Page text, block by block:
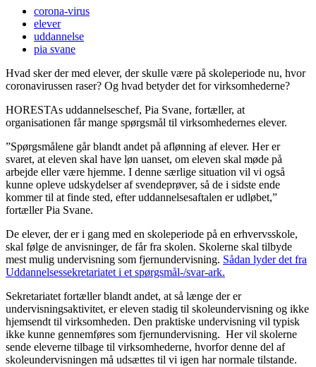
corona-virus
elever
uddannelse
pia svane
Hvad sker der med elever, der skulle være på skoleperiode nu, hvor
coronavirussen raser? Og hvad betyder det for virksomhederne?
HORESTAs uddannelseschef, Pia Svane, fortæller, at
organisationen får mange spørgsmål til virksomhedernes elever.
”Spørgsmålene går blandt andet på aflønning af elever. Her er
svaret, at eleven skal have løn uanset, om eleven skal møde på
arbejde eller være hjemme. I denne særlige situation vil vi også
kunne opleve udskydelser af svendeprøver, så de i sidste ende
kommer til at finde sted, efter uddannelsesaftalen er udløbet,”
fortæller Pia Svane.
De elever, der er i gang med en skoleperiode på en erhvervsskole,
skal følge de anvisninger, de får fra skolen. Skolerne skal tilbyde
mest mulig undervisning som fjernundervisning. Sådan lyder det fra
Uddannelsessekretariatet i et spørgsmål-/svar-ark.
Sekretariatet fortæller blandt andet, at så længe der er
undervisningsaktivitet, er eleven stadig til skoleundervisning og ikke
hjemsendt til virksomheden. Den praktiske undervisning vil typisk
ikke kunne gennemføres som fjernundervisning. Her vil skolerne
sende eleverne tilbage til virksomhederne, hvorfor denne del af
skoleundervisningen må udsættes til vi igen har normale tilstande.